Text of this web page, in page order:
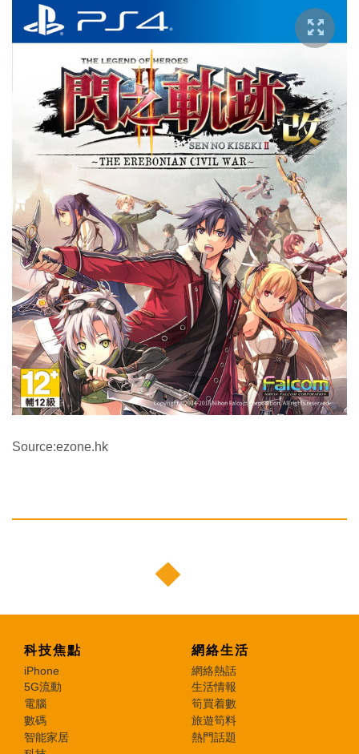
Source:ezone.hk
科技焦點
iPhone
5G流動
電腦
數碼
智能家居
網絡生活
網絡熱話
生活情報
筍買着數
旅遊筍料
熱門話題